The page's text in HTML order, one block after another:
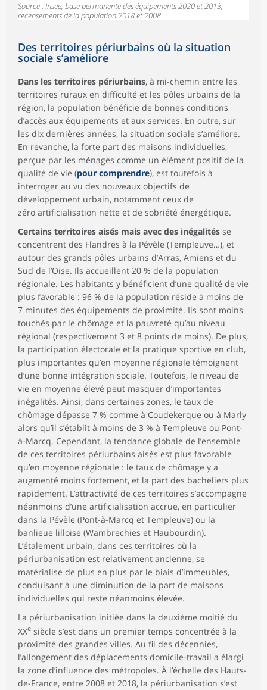
Source : Insee, base permanente des équipements 2020 et 2013,
recensements de la population 2018 et 2008.
Des territoires périurbains où la situation
sociale s’améliore
Dans les territoires périurbains, à mi-chemin entre les
territoires ruraux en difficulté et les pôles urbains de la
région, la population bénéficie de bonnes conditions
d’accès aux équipements et aux services. En outre, sur
les dix dernières années, la situation sociale s’améliore.
En revanche, la forte part des maisons individuelles,
perçue par les ménages comme un élément positif de la
qualité de vie (pour comprendre), est toutefois à
interroger au vu des nouveaux objectifs de
développement urbain, notamment ceux de
zéro artificialisation nette et de sobriété énergétique.
Certains territoires aisés mais avec des inégalités se
concentrent des Flandres à la Pévèle (Templeuve…), et
autour des grands pôles urbains d’Arras, Amiens et du
Sud de l’Oise. Ils accueillent 20 % de la population
régionale. Les habitants y bénéficient d’une qualité de vie
plus favorable : 96 % de la population réside à moins de
7 minutes des équipements de proximité. Ils sont moins
touchés par le chômage et la pauvreté qu’au niveau
régional (respectivement 3 et 8 points de moins). De plus,
la participation électorale et la pratique sportive en club,
plus importantes qu’en moyenne régionale témoignent
d’une bonne intégration sociale. Toutefois, le niveau de
vie en moyenne élevé peut masquer d’importantes
inégalités. Ainsi, dans certaines zones, le taux de
chômage dépasse 7 % comme à Coudekerque ou à Marly
alors qu’il s’établit à moins de 3 % à Templeuve ou Pont-
à-Marcq. Cependant, la tendance globale de l’ensemble
de ces territoires périurbains aisés est plus favorable
qu’en moyenne régionale : le taux de chômage y a
augmenté moins fortement, et la part des bacheliers plus
rapidement. L’attractivité de ces territoires s’accompagne
néanmoins d’une artificialisation accrue, en particulier
dans la Pévèle (Pont-à-Marcq et Templeuve) ou la
banlieue lilloise (Wambrechies et Haubourdin).
L’étalement urbain, dans ces territoires où la
périurbanisation est relativement ancienne, se
matérialise de plus en plus par le biais d’immeubles,
conduisant à une diminution de la part de maisons
individuelles qui reste néanmoins élevée.
La périurbanisation initiée dans la deuxième moitié du
XXe siècle s’est dans un premier temps concentrée à la
proximité des grandes villes. Au fil des décennies,
l’allongement des déplacements domicile-travail a élargi
la zone d’influence des métropoles. À l’échelle des Hauts-
de-France, entre 2008 et 2018, la périurbanisation s’est